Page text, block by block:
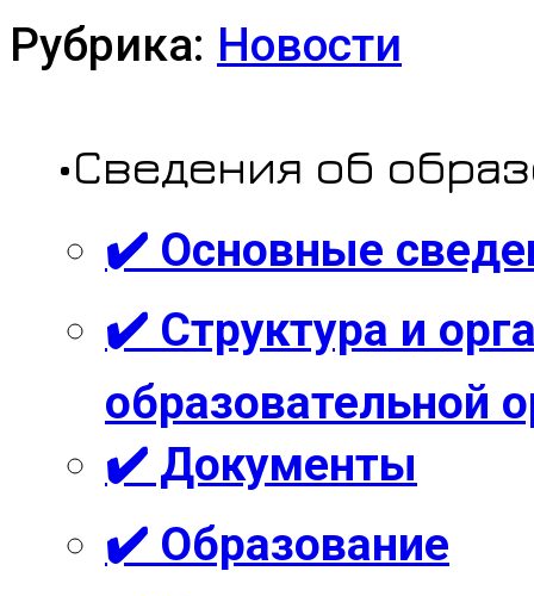
Рубрика: Новости
•Сведения об
✔️ Основные
✔️ Структура и
образовательной
✔️ Документы
✔️ Образование